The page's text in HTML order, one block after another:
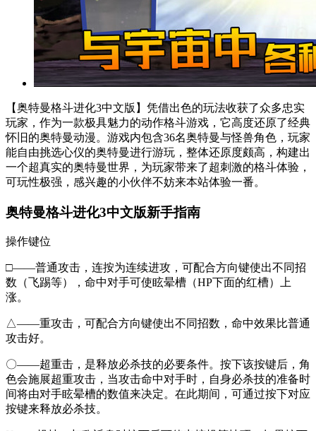
【奥特曼格斗进化3中文版】凭借出色的玩法收获了众多忠实
玩家，作为一款极具魅力的动作格斗游戏，它高度还原了经典
怀旧的奥特曼动漫。游戏内包含36名奥特曼与怪兽角色，玩家
能自由挑选心仪的奥特曼进行游玩，整体还原度颇高，构建出
一个超真实的奥特曼世界，为玩家带来了超刺激的格斗体验，
可玩性极强，感兴趣的小伙伴不妨来本站体验一番。
奥特曼格斗进化3中文版新手指南
操作键位
□——普通攻击，连按为连续进攻，可配合方向键使出不同招
数（飞踢等），命中对手可使眩晕槽（HP下面的红槽）上
涨。
△——重攻击，可配合方向键使出不同招数，命中效果比普通
攻击好。
〇——超重击，是释放必杀技的必要条件。按下该按键后，角
色会施展超重攻击，当攻击命中对手时，自身必杀技的准备时
间将由对手眩晕槽的数值来决定。在此期间，可通过按下对应
按键来释放必杀技。